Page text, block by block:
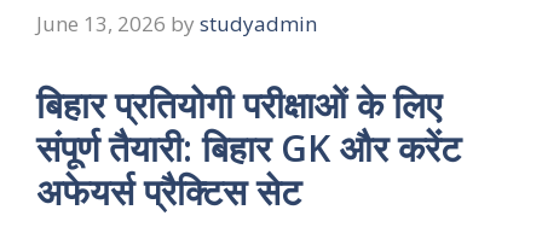
June 13, 2026 by studyadmin
बिहार प्रतियोगी परीक्षाओं के लिए
संपूर्ण तैयारी: बिहार GK और करेंट
अफेयर्स प्रैक्टिस सेट